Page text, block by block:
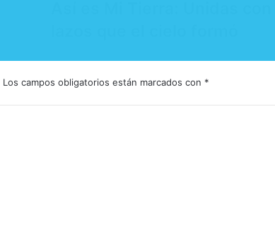
Los campos obligatorios están marcados con *